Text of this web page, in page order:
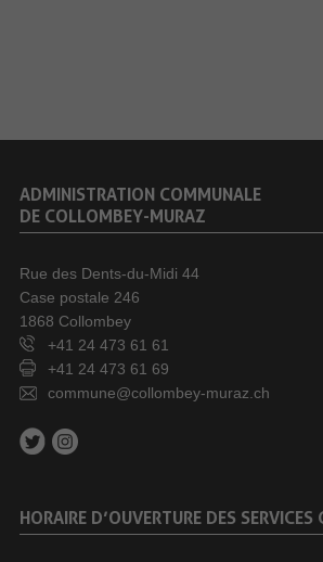
ADMINISTRATION COMMUNALE
DE COLLOMBEY-MURAZ
Rue des Dents-du-Midi 44
Case postale 246
1868 Collombey
+41 24 473 61 61
+41 24 473 61 69
commune@collombey-muraz.ch
HORAIRE D’OUVERTURE DES